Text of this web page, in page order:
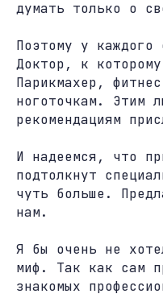
думать только о
Поэтому у
Доктор, к
Парикмахер,
ноготочкам. Этим
рекомендациям
И надеемся, что
подтолкнут
чуть больше.
нам.
Я бы очень не
миф. Так как сам
знакомых